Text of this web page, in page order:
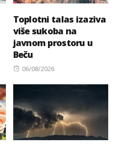
Toplotni talas izaziva
više sukoba na
javnom prostoru u
Beču
Posted
06/08/2026